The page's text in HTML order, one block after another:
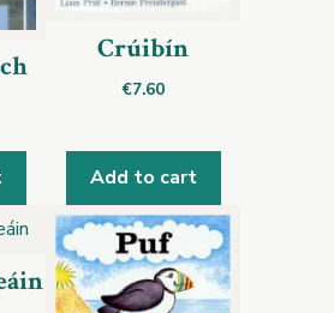
Crúibín
€7.60
Add to cart